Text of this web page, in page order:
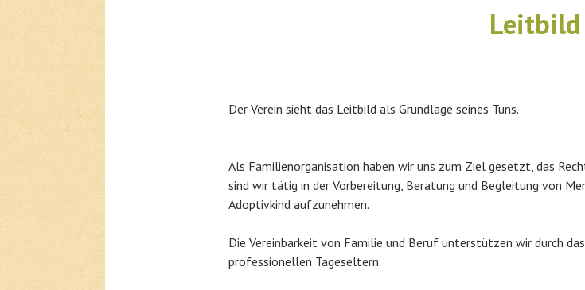
Leitbild
Der Verein sieht das Leitbild als Grundlage seines Tuns.
Als Familienorganisation haben wir uns zum Ziel gesetzt, das
sind wir tätig in der Vorbereitung, Beratung und Begleitung von
Adoptivkind aufzunehmen.
Die Vereinbarkeit von Familie und Beruf unterstützen wir durch
professionellen Tageseltern.